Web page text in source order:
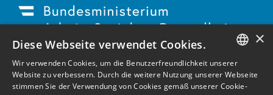
GERMAN
ENGLISH
×
Diese Webseite verwendet Cookies.
Wir verwenden Cookies, um die Benutzerfreundlichkeit unserer
Website zu verbessern. Durch die weitere Nutzung unserer Webseite
stimmen Sie der Verwendung von Cookies gemäß unserer Cookie-